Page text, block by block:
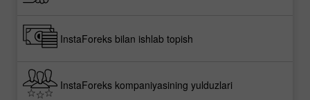
InstaForeks bilan ishlab topish
InstaForeks kompaniyasining yulduzlari